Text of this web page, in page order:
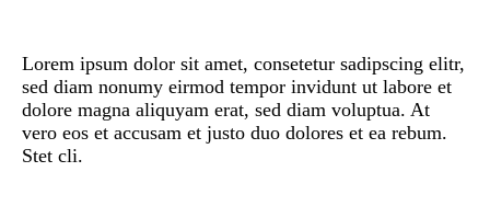
Lorem ipsum dolor sit amet, consetetur sadipscing elitr,
sed diam nonumy eirmod tempor invidunt ut labore et
dolore magna aliquyam erat, sed diam voluptua. At
vero eos et accusam et justo duo dolores et ea rebum.
Stet cli.